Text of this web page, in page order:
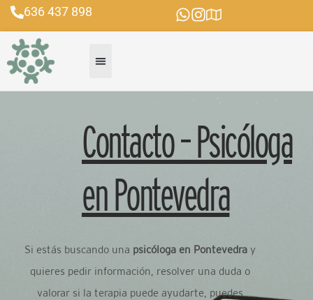
contenido
636 437 898
Contacto – Psicóloga
en Pontevedra
Si estás buscando una psicóloga en Pontevedra y
quieres pedir información, resolver una duda o
valorar si la terapia puede ayudarte, puedes